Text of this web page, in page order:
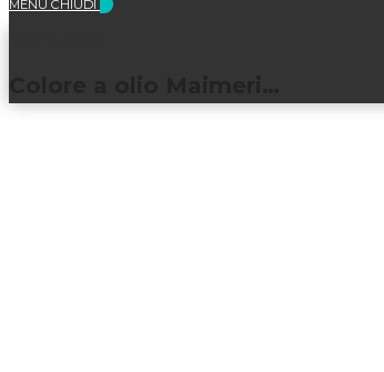
MENU CHIUDI